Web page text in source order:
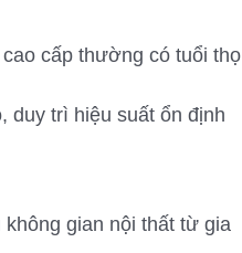
cấp thường có tuổi thọ
duy trì hiệu suất ổn định
gian nội thất từ gia